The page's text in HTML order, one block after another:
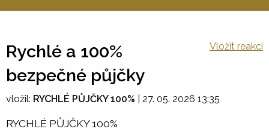
Rychlé a 100%
bezpečné půjčky
Vložit reakci
vložil: RYCHLÉ PŮJČKY 100% 27. 05. 2026 13:35
RYCHLÉ PŮJČKY 100%